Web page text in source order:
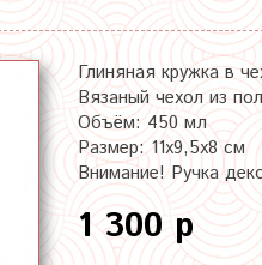
Глиняная кружка в
Вязаный чехол из
Объём: 450 мл
Размер: 11х9,5х8 см
Внимание! Ручка
1 300 р